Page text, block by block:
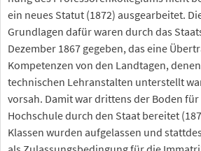
ein neues Statut (1872) ausgearbeitet.
Grundlagen dafür waren durch das
Dezember 1867 gegeben, das eine
Kompetenzen von den Landtagen,
technischen Lehranstalten unterstellt
vorsah. Damit war drittens der Boden
Hochschule durch den Staat bereitet
Klassen wurden aufgelassen und